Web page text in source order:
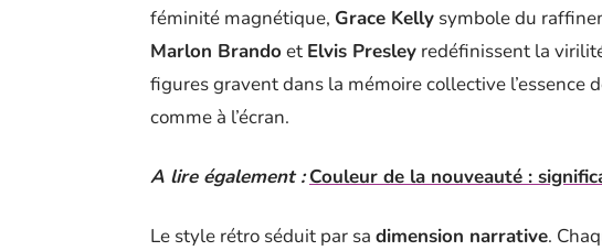
féminité magnétique, Grace Kelly symbole du
Marlon Brando et Elvis Presley redéfinissent la
figures gravent dans la mémoire collective l’essence
comme à l’écran.
A lire également : Couleur de la nouveauté :
Le style rétro séduit par sa dimension narrative.